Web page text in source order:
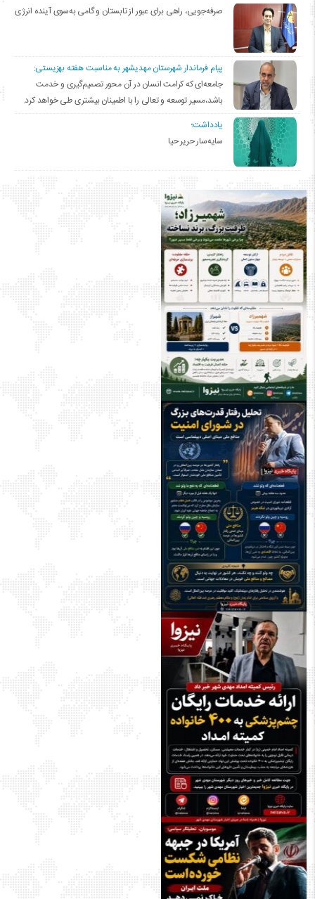
صرفه‌جویی، راهی برای عبور از تابستان و گامی به‌سوی آینده انرژی
پیام فرماندار شهرستان مهدیشهر به مناسبت هفته بهزیستی:
جامعه‌ای که کرامت انسان در آن محور تصمیم‌گیری و خدمت
باشد،مسیر توسعه و تعالی را با اطمینان بیشتری طی خواهد کرد.
یادداشت؛
سایه‌سار حریر حیا